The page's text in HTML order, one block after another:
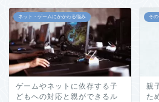
ネット・ゲームにかかわる悩み
ゲームやネットに依存する子
どもへの対応と親ができるル
そ
親
た